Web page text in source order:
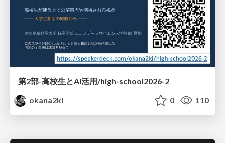
第2部-高校生とAI活用/high-school2026-2
okana2ki
0 110